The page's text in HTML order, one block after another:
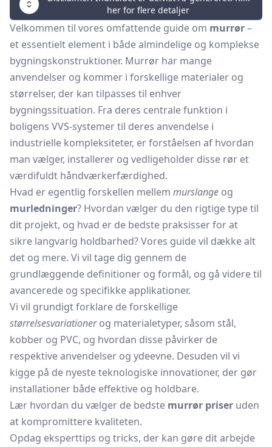
her for flere detaljer
Velkommen til vores omfattende guide om murrør–
et essentielt element i både almindelige og komplekse
bygningskonstruktioner. Murrør har mange
anvendelser og kommer i forskellige materialer og
størrelser, der kan tilpasses til enhver
bygningssituation. Fra deres centrale funktion i
boligens VVS-systemer til deres anvendelse i
industrielle kompleksiteter, er forståelsen af hvordan
man vælger, installerer og vedligeholder disse rør et
værdifuldt håndværkerfærdighed.
Hvad er egentlig forskellen mellem murslange og
murledninger? Hvordan vælger du den rigtige type til
dit projekt, og hvad er de bedste praksisser for at
sikre langvarig holdbarhed? Vores guide vil dække alt
det og mere. Vi vil tage dig gennem de
grundlæggende definitioner og formål, og gå videre til
avancerede og specifikke applikationer.
Vi vil grundigt forklare de forskellige
størrelsesvariationerog materialetyper, såsom stål,
kobber og PVC, og hvordan disse påvirker de
respektive anvendelser og ydeevne. Desuden vil vi
kigge på de nyeste teknologiske innovationer, der gør
installationer både effektive og holdbare.
Lær hvordan du vælger de bedste murrør priser uden
at kompromittere kvaliteten.
Opdag eksperttips og tricks, der kan gøre dit arbejde